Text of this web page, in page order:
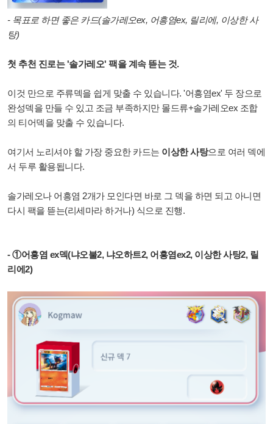
- 목표로 하면 좋은 카드(솔가레오ex, 어흥염ex, 릴리에, 이상한 사
탕)
첫 추천 진로는 '솔가레오' 팩을 계속 뜯는 것.
이것 만으로 주류덱을 쉽게 맞출 수 있습니다. '어흥염ex' 두 장으로
완성덱을 만들 수 있고 조금 부족하지만 몰드류+솔가레오ex 조합
의 티어덱을 맞출 수 있습니다.
여기서 노리셔야 할 가장 중요한 카드는 이상한 사탕으로 여러 덱에
서 두루 활용됩니다.
솔가레오나 어흥염 2개가 모인다면 바로 그 덱을 하면 되고 아니면
다시 팩을 뜯는(리세마라 하거나) 식으로 진행.
- ①어흥염 ex덱(냐오불2, 냐오하트2, 어흥염ex2, 이상한 사탕2, 릴
리에2)